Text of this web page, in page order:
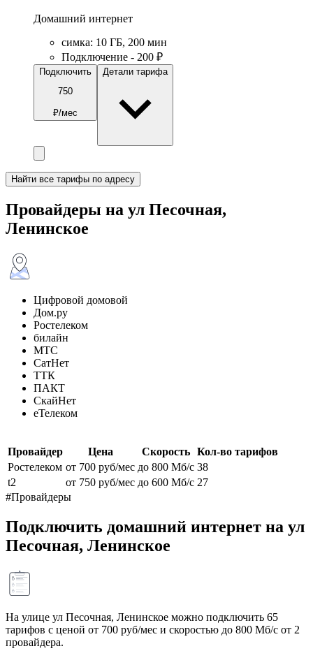
Домашний интернет
симка: 10 ГБ, 200 мин
Подключение - 200 ₽
Подключить
750
₽/мес
Детали тарифа
Найти все тарифы по адресу
Провайдеры на ул Песочная,
Ленинское
Цифровой домовой
Дом.ру
Ростелеком
билайн
МТС
СатНет
ТТК
ПАКТ
СкайНет
еТелеком
Провайдер Цена Скорость Кол-во тарифов
Ростелеком от 700 руб/мес до 800 Мб/с 38
t2
от 750 руб/мес до 600 Мб/с 27
#Провайдеры
Подключить домашний интернет на ул
Песочная, Ленинское
На улице ул Песочная, Ленинское можно подключить 65
тарифов с ценой от 700 руб/мес и скоростью до 800 Мб/с от 2
провайдера.